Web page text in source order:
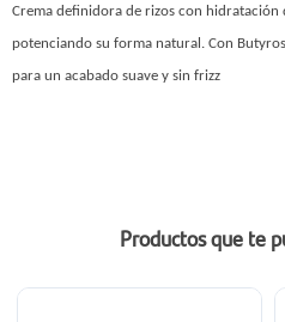
Crema definidora de rizos con hidratación
potenciando su forma natural. Con
para un acabado suave y sin frizz
Productos que te